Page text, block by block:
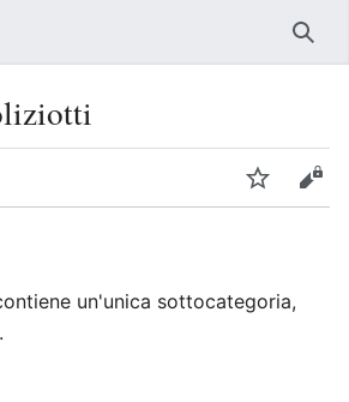
Segui
un'unica sottocategoria,